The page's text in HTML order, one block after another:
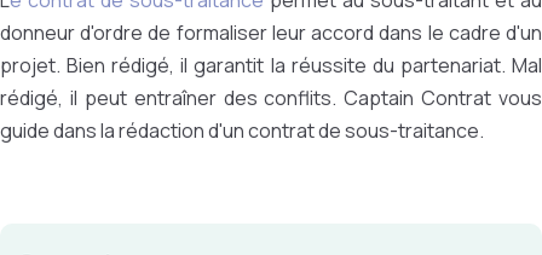
donneur d'ordre de formaliser leur accord dans le cadre d'un
projet. Bien rédigé, il garantit la réussite du partenariat. Mal
rédigé, il peut entraîner des conflits. Captain Contrat vous
guide dans la rédaction d'un contrat de sous-traitance.